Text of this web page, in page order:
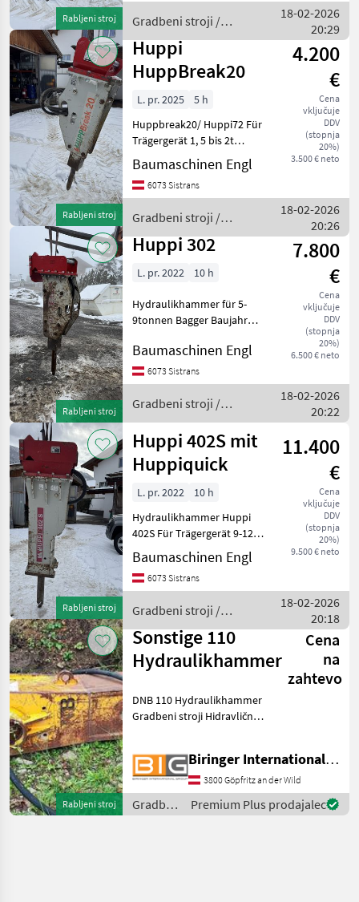
Rabljeni stroj
Gradbeni stroji
Gradbeni stroji /
Huppi
18-02-2026
20:29
Rabljeni stroj
Huppi
HuppBreak20
4.200
€
Cena
vključuje
DDV
(stopnja
20%)
3.500 € neto
L. pr. 2025
5 h
Huppbreak20/ Huppi72 Für
Trägergerät 1, 5 bis 2t
Martin M03 Aufnahme
Gewicht 80 kg Baujahr 2025
Gradbeni stroji Hidravlična
Baumaschinen Engl
6073 Sistrans
Gradbeni stroji /
Huppi
18-02-2026
20:26
Rabljeni stroj
Huppi 302
7.800
€
Cena
vključuje
DDV
(stopnja
20%)
6.500 € neto
L. pr. 2022 10 h
Hydraulikhammer für 5-
9tonnen Bagger Baujahr
Martin M10 Aufnahme mit
Quick Bj. 2025 Hammer
wurde komplett überholt
Meißel ist auch
Baumaschinen Engl
6073 Sistrans
Gradbeni stroji /
Huppi
18-02-2026
20:22
Rabljeni stroj
Huppi 402S mit
Huppiquick
11.400
€
Cena
vključuje
DDV
(stopnja
20%)
9.500 € neto
L. pr. 2022
10 h
Hydraulikhammer Huppi
402S Für Trägergerät 9-12t
Martin M10 Aufnahme mit
Huppiquick Silence version
Baujahr 2022 Gewicht 550kg
Baumaschinen Engl
6073 Sistrans
Gradbeni stroji /
Huppi
18-02-2026
20:18
Rabljeni stroj
Sonstige 110
Hydraulikhammer
Cena
na
zahtevo
DNB 110 Hydraulikhammer
Gradbeni stroji Hidravlična
Biringer International GmbH
3800 Göpfritz an der Wild
Gradbeni
stroji /
Premium Plus prodajalec